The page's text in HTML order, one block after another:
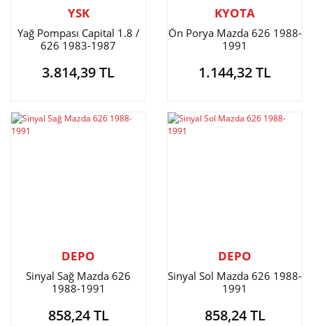
YSK
Yağ Pompası Capital 1.8 /
626 1983-1987
3.814,39 TL
KYOTA
Ön Porya Mazda 626 1988-
1991
1.144,32 TL
DEPO
Sinyal Sağ Mazda 626
1988-1991
858,24 TL
DEPO
Sinyal Sol Mazda 626 1988-
1991
858,24 TL